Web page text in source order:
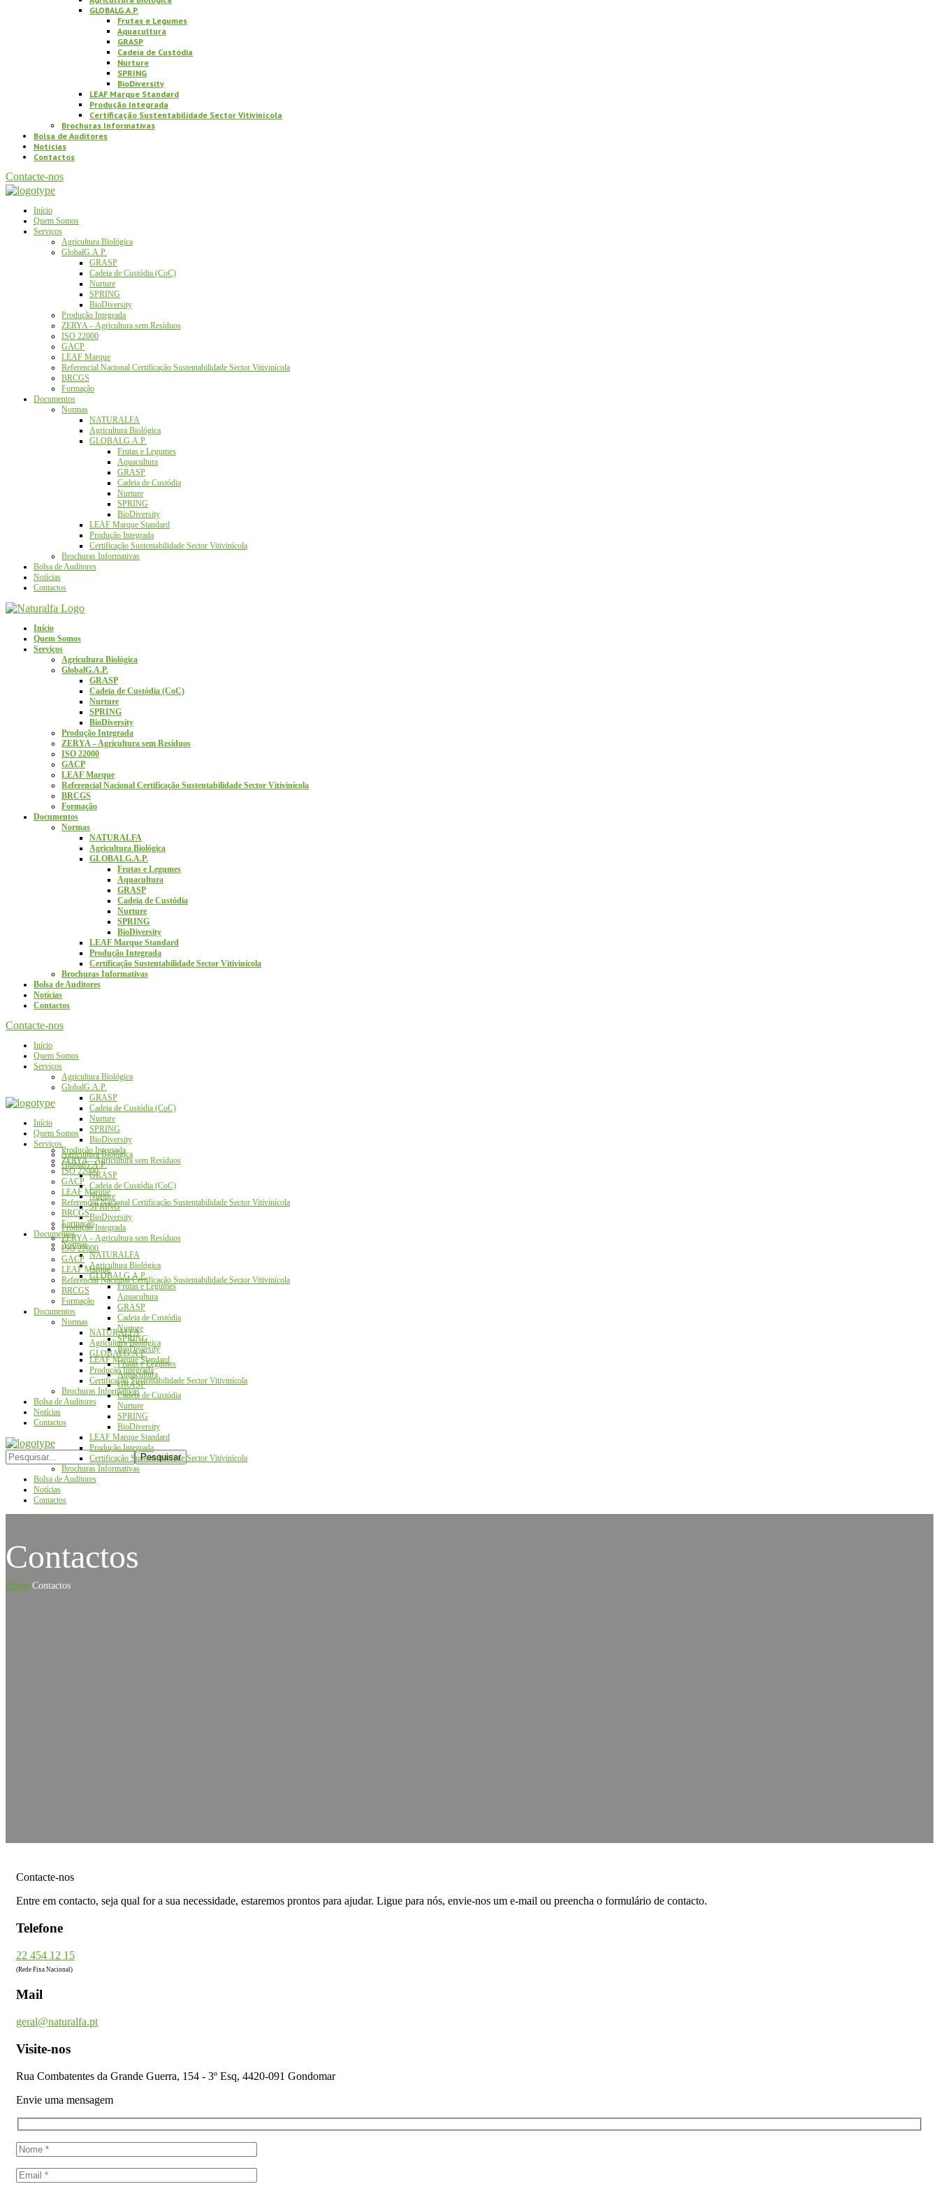
GLOBALG.A.P.
Frutas e Legumes
Aquacultura
GRASP
Cadeia de Custódia
Nurture
SPRING
BioDiversity
LEAF Marque Standard
Produção Integrada
Certificação Sustentabilidade Sector Vitivinícola
Brochuras Informativas
Bolsa de Auditores
Notícias
Contactos
Contacte-nos
Início
Quem Somos
Serviços
Agricultura Biológica
GlobalG.A.P.
GRASP
Cadeia de Custódia (CoC)
Nurture
SPRING
BioDiversity
Produção Integrada
ZERYA – Agricultura sem Resíduos
ISO 22000
GACP
LEAF Marque
Referencial Nacional Certificação Sustentabilidade Sector Vitivinícola
BRCGS
Formação
Documentos
Normas
NATURALFA
Agricultura Biológica
GLOBALG.A.P.
Frutas e Legumes
Aquacultura
GRASP
Cadeia de Custódia
Nurture
SPRING
BioDiversity
LEAF Marque Standard
Produção Integrada
Certificação Sustentabilidade Sector Vitivinícola
Brochuras Informativas
Bolsa de Auditores
Notícias
Contactos
Início
Quem Somos
Serviços
Agricultura Biológica
GlobalG.A.P.
GRASP
Cadeia de Custódia (CoC)
Nurture
SPRING
BioDiversity
Produção Integrada
ZERYA – Agricultura sem Resíduos
ISO 22000
GACP
LEAF Marque
Referencial Nacional Certificação Sustentabilidade Sector Vitivinícola
BRCGS
Formação
Documentos
Normas
NATURALFA
Agricultura Biológica
GLOBALG.A.P.
Frutas e Legumes
Aquacultura
GRASP
Cadeia de Custódia
Nurture
SPRING
BioDiversity
LEAF Marque Standard
Produção Integrada
Certificação Sustentabilidade Sector Vitivinícola
Brochuras Informativas
Bolsa de Auditores
Notícias
Contactos
Contacte-nos
Início
Quem Somos
Serviços
Agricultura Biológica
GlobalG.A.P.
GRASP
Cadeia de Custódia (CoC)
Nurture
SPRING
BioDiversity
Produção Integrada
ZERYA – Agricultura sem Resíduos
ISO 22000
GACP
LEAF Marque
Referencial Nacional Certificação Sustentabilidade Sector Vitivinícola
BRCGS
Formação
Documentos
Normas
NATURALFA
Agricultura Biológica
GLOBALG.A.P.
Frutas e Legumes
Aquacultura
GRASP
Cadeia de Custódia
Nurture
SPRING
BioDiversity
LEAF Marque Standard
Produção Integrada
Certificação Sustentabilidade Sector Vitivinícola
Brochuras Informativas
Bolsa de Auditores
Notícias
Contactos
Início
Quem Somos
Serviços
Agricultura Biológica
GlobalG.A.P.
GRASP
Cadeia de Custódia (CoC)
Nurture
SPRING
BioDiversity
Produção Integrada
ZERYA – Agricultura sem Resíduos
ISO 22000
GACP
LEAF Marque
Referencial Nacional Certificação Sustentabilidade Sector Vitivinícola
BRCGS
Formação
Documentos
Normas
NATURALFA
Agricultura Biológica
GLOBALG.A.P.
Frutas e Legumes
Aquacultura
GRASP
Cadeia de Custódia
Nurture
SPRING
BioDiversity
LEAF Marque Standard
Produção Integrada
Certificação Sustentabilidade Sector Vitivinícola
Brochuras Informativas
Bolsa de Auditores
Notícias
Contactos
Contactos
Home Contactos
Contacte-nos
Entre em contacto, seja qual for a sua necessidade, estaremos prontos para ajudar. Ligue para nós, envie-nos um e-mail ou preencha o formulário de contacto.
Telefone
22 454 12 15
(Rede Fixa Nacional)
Mail
geral@naturalfa.pt
Visite-nos
Rua Combatentes da Grande Guerra, 154 - 3º Esq, 4420-091 Gondomar
Envie uma mensagem